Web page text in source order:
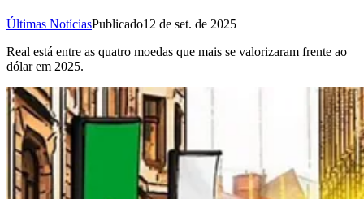
Últimas NotíciasPublicado12 de set. de 2025
Real está entre as quatro moedas que mais se valorizaram frente ao
dólar em 2025.